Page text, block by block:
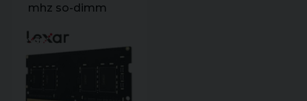
mhz so-dimm